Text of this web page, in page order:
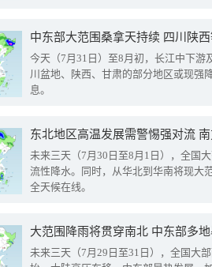
中东部大范围桑拿天持续 四川陕
今天（7月31日）至8月初，长江中下游
川盆地、陕西、甘肃的部分地区或现强
息。
东北地区高温发展需警惕强对流
未来三天（7月30日至8月1日），全国
流性降水。同时，从华北到华南将现大
全天候在线。
大范围降雨将贯穿南北 中东部多
未来三天（7月29日至31日），全国大